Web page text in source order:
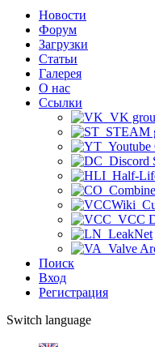
Новости
Форум
Загрузки
Статьи
Галерея
О нас
Ссылки
VK
STEAM
Youtube
Discord
Half-
VCC
LeakNet
Valve
Поиск
Вход
Регистрация
Switch language